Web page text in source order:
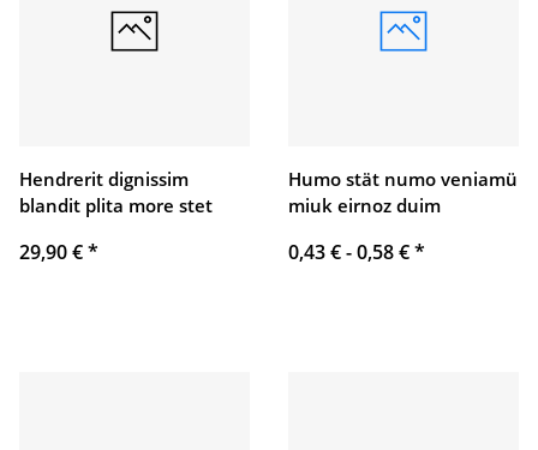
Hendrerit dignissim
blandit plita more stet
29,90 €*
Humo stät numo veniamü
miuk eirnoz duim
0,43 € -0,58 €*